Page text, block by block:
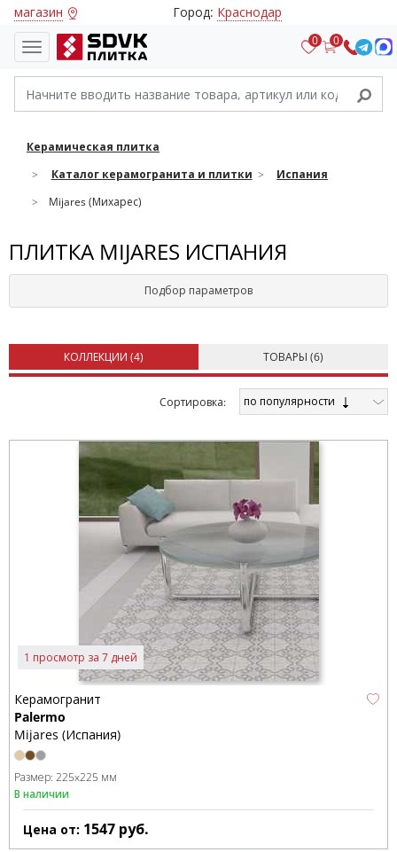
магазин Город: Краснодар
0 0
Керамическая плитка
Каталог керамогранита и плитки
Испания
Mijares (Михарес)
ПЛИТКА MIJARES ИСПАНИЯ
Подбор параметров
КОЛЛЕКЦИИ (4) ТОВАРЫ (6)
Cортировка: по популярности
1 просмотр за 7 дней
Керамогранит
Palermo
Mijares (Испания)
Размер: 225x225 мм
В наличии
Цена от: 1547 руб.